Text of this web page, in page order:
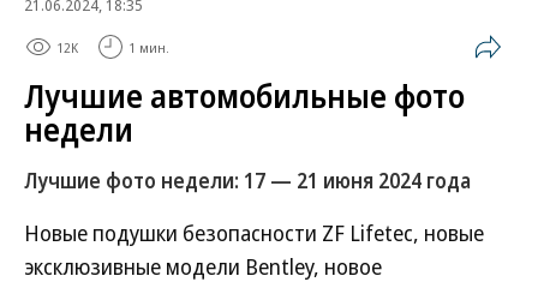
21.06.2024, 18:35
12K 1 мин.
Лучшие автомобильные фото
недели
Лучшие фото недели: 17 — 21 июня 2024 года
Новые подушки безопасности ZF Lifetec, новые
эксклюзивные модели Bentley, новое